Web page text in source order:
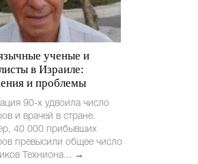
ученые и
в Израиле:
и проблемы
90-х удвоила число
и врачей в стране.
40 000 прибывших
превысили общее число
Техниона... →